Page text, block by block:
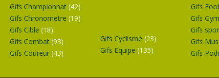
Gifs Championnat (42)
Gifs Chronometre (19)
Gifs Cible (18)
Gifs Combat (93)
Gifs Coureur (43)
Gifs Cyclisme (23)
Gifs Equipe (135)
Gifs
Gifs
Gifs
Gifs
Gifs